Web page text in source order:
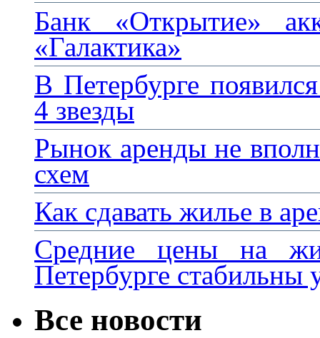
Банк «Открытие»
«Галактика»
В Петербурге
4 звезды
Рынок аренды не
схем
Как сдавать жилье в
Средние цены на
Петербурге стабильны
Все новости